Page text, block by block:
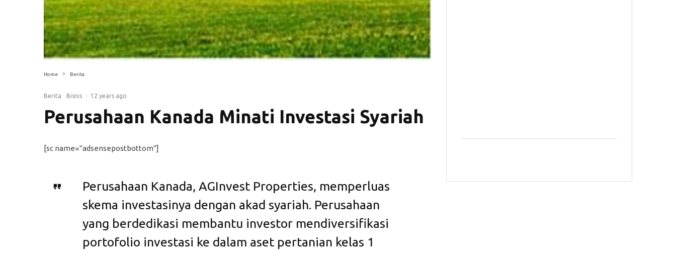
Home Berita
Berita Bisnis · 12 years ago
Perusahaan Kanada Minati Investasi Syariah
[sc name="adsensepostbottom"]
Perusahaan Kanada, AGInvest Properties, memperluas
skema investasinya dengan akad syariah. Perusahaan
yang berdedikasi membantu investor mendiversifikasi
portofolio investasi ke dalam aset pertanian kelas 1